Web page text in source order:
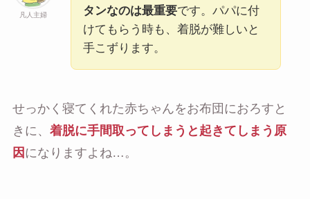
凡人主婦
タンなのは最重要です。パパに付
けてもらう時も、着脱が難しいと
手こずります。
せっかく寝てくれた赤ちゃんをお布団におろすと
きに、 着脱に手間取ってしまうと起きてしまう原
因 になりますよね…。